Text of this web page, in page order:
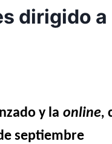
dirigido
y la online,
septiembre